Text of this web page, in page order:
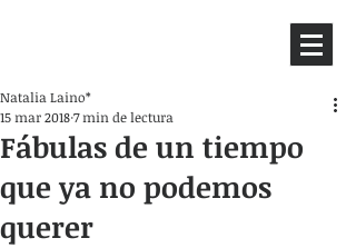
Fábulas de un tiempo
que ya no podemos
querer
Natalia Laino*
15 mar 20187 min de lectura